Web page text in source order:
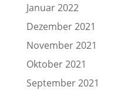
Januar 2022
Dezember 2021
November 2021
Oktober 2021
September 2021